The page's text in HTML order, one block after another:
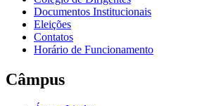
Documentos Institucionais
Eleições
Contatos
Horário de Funcionamento
Câmpus